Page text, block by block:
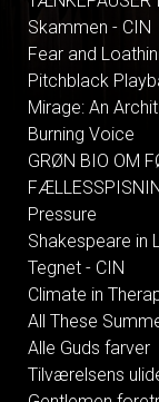
Skammen - CIN
Fear and
Pitchblack
Mirage: An
Burning Voice
GRØN BIO OM
Pressure
Shakespeare in
Tegnet - CIN
Climate in
All These
Alle Guds farver
Tilværelsens